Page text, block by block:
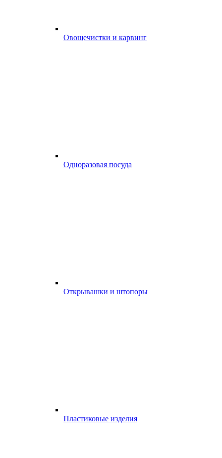
Овощечистки и карвинг
Одноразовая посуда
Открывашки и штопоры
Пластиковые изделия